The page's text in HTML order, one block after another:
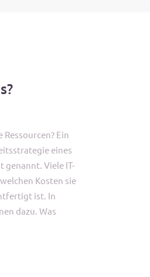
Ein
eines
genannt. Viele IT-
Kosten sie
ist. In
dazu. Was